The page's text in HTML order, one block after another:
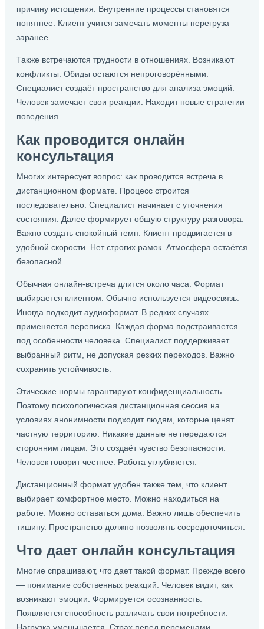
причину истощения. Внутренние процессы становятся
понятнее. Клиент учится замечать моменты перегруза
заранее.
Также встречаются трудности в отношениях. Возникают
конфликты. Обиды остаются непроговорёнными.
Специалист создаёт пространство для анализа эмоций.
Человек замечает свои реакции. Находит новые стратегии
поведения.
Как проводится онлайн
консультация
Многих интересует вопрос: как проводится встреча в
дистанционном формате. Процесс строится
последовательно. Специалист начинает с уточнения
состояния. Далее формирует общую структуру разговора.
Важно создать спокойный темп. Клиент продвигается в
удобной скорости. Нет строгих рамок. Атмосфера остаётся
безопасной.
Обычная онлайн-встреча длится около часа. Формат
выбирается клиентом. Обычно используется видеосвязь.
Иногда подходит аудиоформат. В редких случаях
применяется переписка. Каждая форма подстраивается
под особенности человека. Специалист поддерживает
выбранный ритм, не допуская резких переходов. Важно
сохранить устойчивость.
Этические нормы гарантируют конфиденциальность.
Поэтому психологическая дистанционная сессия на
условиях анонимности подходит людям, которые ценят
частную территорию. Никакие данные не передаются
сторонним лицам. Это создаёт чувство безопасности.
Человек говорит честнее. Работа углубляется.
Дистанционный формат удобен также тем, что клиент
выбирает комфортное место. Можно находиться на
работе. Можно оставаться дома. Важно лишь обеспечить
тишину. Пространство должно позволять сосредоточиться.
Что дает онлайн консультация
Многие спрашивают, что дает такой формат. Прежде всего
— понимание собственных реакций. Человек видит, как
возникают эмоции. Формируется осознанность.
Появляется способность различать свои потребности.